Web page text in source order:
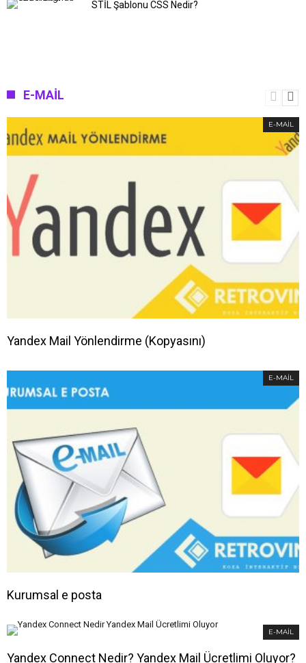
STİL Şablonu CSS Nedir?
E-MAIL
E-MAIL
Yandex Mail Yönlendirme (Kopyasını)
E-MAIL
Kurumsal e posta
E-MAIL
Yandex Connect Nedir? Yandex Mail Ücretlimi Oluyor?